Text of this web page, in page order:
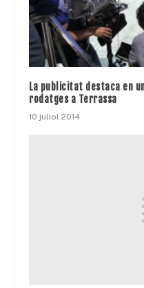
La publicitat destaca en
rodatges a Terrassa
10 juliol 2014